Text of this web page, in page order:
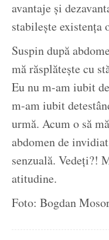
avantaje și
stabilește existența
Suspin după
mă răsplătește cu
Eu nu m-am iubit
m-am iubit
urmă. Acum o să
abdomen de
senzuală. Vedeți?!
atitudine.
Foto: Bogdan